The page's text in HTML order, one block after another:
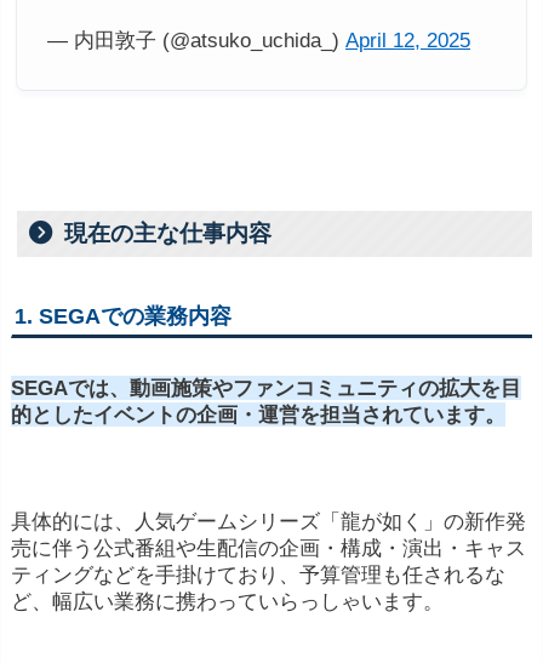
— 内田敦子 (@atsuko_uchida_) April 12, 2025
現在の主な仕事内容
1. SEGAでの業務内容
SEGAでは、 動画施策やファンコミュニティの拡大を目
的と したイベントの企画・ 運営を担当されています。
具体的には、 人気ゲームシリーズ「 龍が如く」 の新作発
売に伴う 公式番組や生配信の企画・ 構成・ 演出・ キャス
ティングなどを手掛けており、 予算管理 も任されるな
ど、 幅広い業務に携わっていらっしゃい ます。